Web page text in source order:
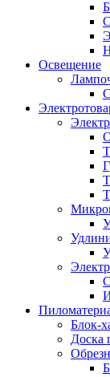
Освещение
Блок-
Доска